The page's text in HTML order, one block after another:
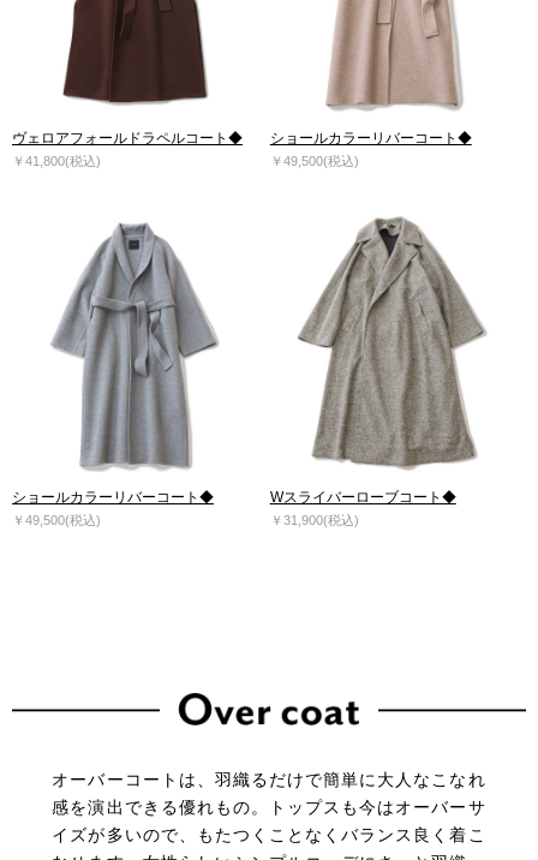
ヴェロアフォールドラペルコート◆
￥41,800(税込)
ショールカラーリバーコート◆
￥49,500(税込)
ショールカラーリバーコート◆
￥49,500(税込)
Wスライバーローブコート◆
￥31,900(税込)
オーバーコートは、羽織るだけで簡単に大人なこなれ
感を演出できる優れもの。
トップスも今はオーバーサ
イズが多いので、もたつくことなくバランス良く着こ